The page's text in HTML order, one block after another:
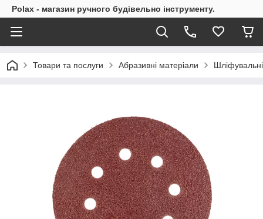
Polax - магазин ручного будівельно інструменту.
Товари та послуги Абразивні матеріали